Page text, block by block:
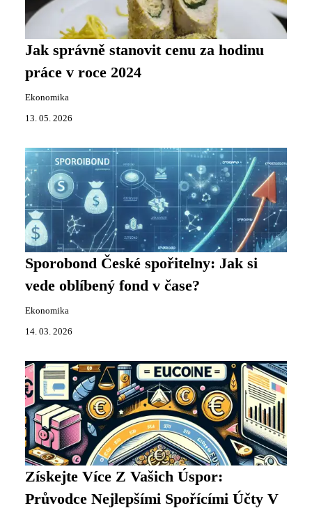
Jak správně stanovit cenu za hodinu
práce v roce 2024
Ekonomika
13. 05. 2026
Sporobond České spořitelny: Jak si
vede oblíbený fond v čase?
Ekonomika
14. 03. 2026
Získejte Více Z Vašich Úspor:
Průvodce Nejlepšími Spořícími Účty V